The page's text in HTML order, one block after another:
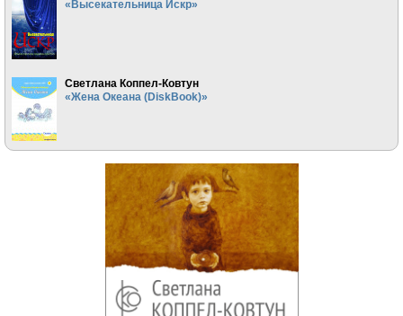
«Высекательница Искр»
Светлана Коппел-Ковтун
«Жена Океана (DiskBook)»